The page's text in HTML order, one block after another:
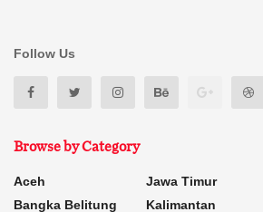
Follow Us
Browse by Category
Aceh
Bangka Belitung
Jawa Timur
Kalimantan